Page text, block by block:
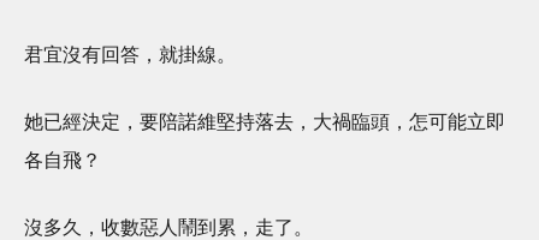
君宜沒有回答，就掛線。
她已經決定，要陪諾維堅持落去，大禍臨頭，怎可能立即
各自飛？
沒多久，收數惡人鬧到累，走了。